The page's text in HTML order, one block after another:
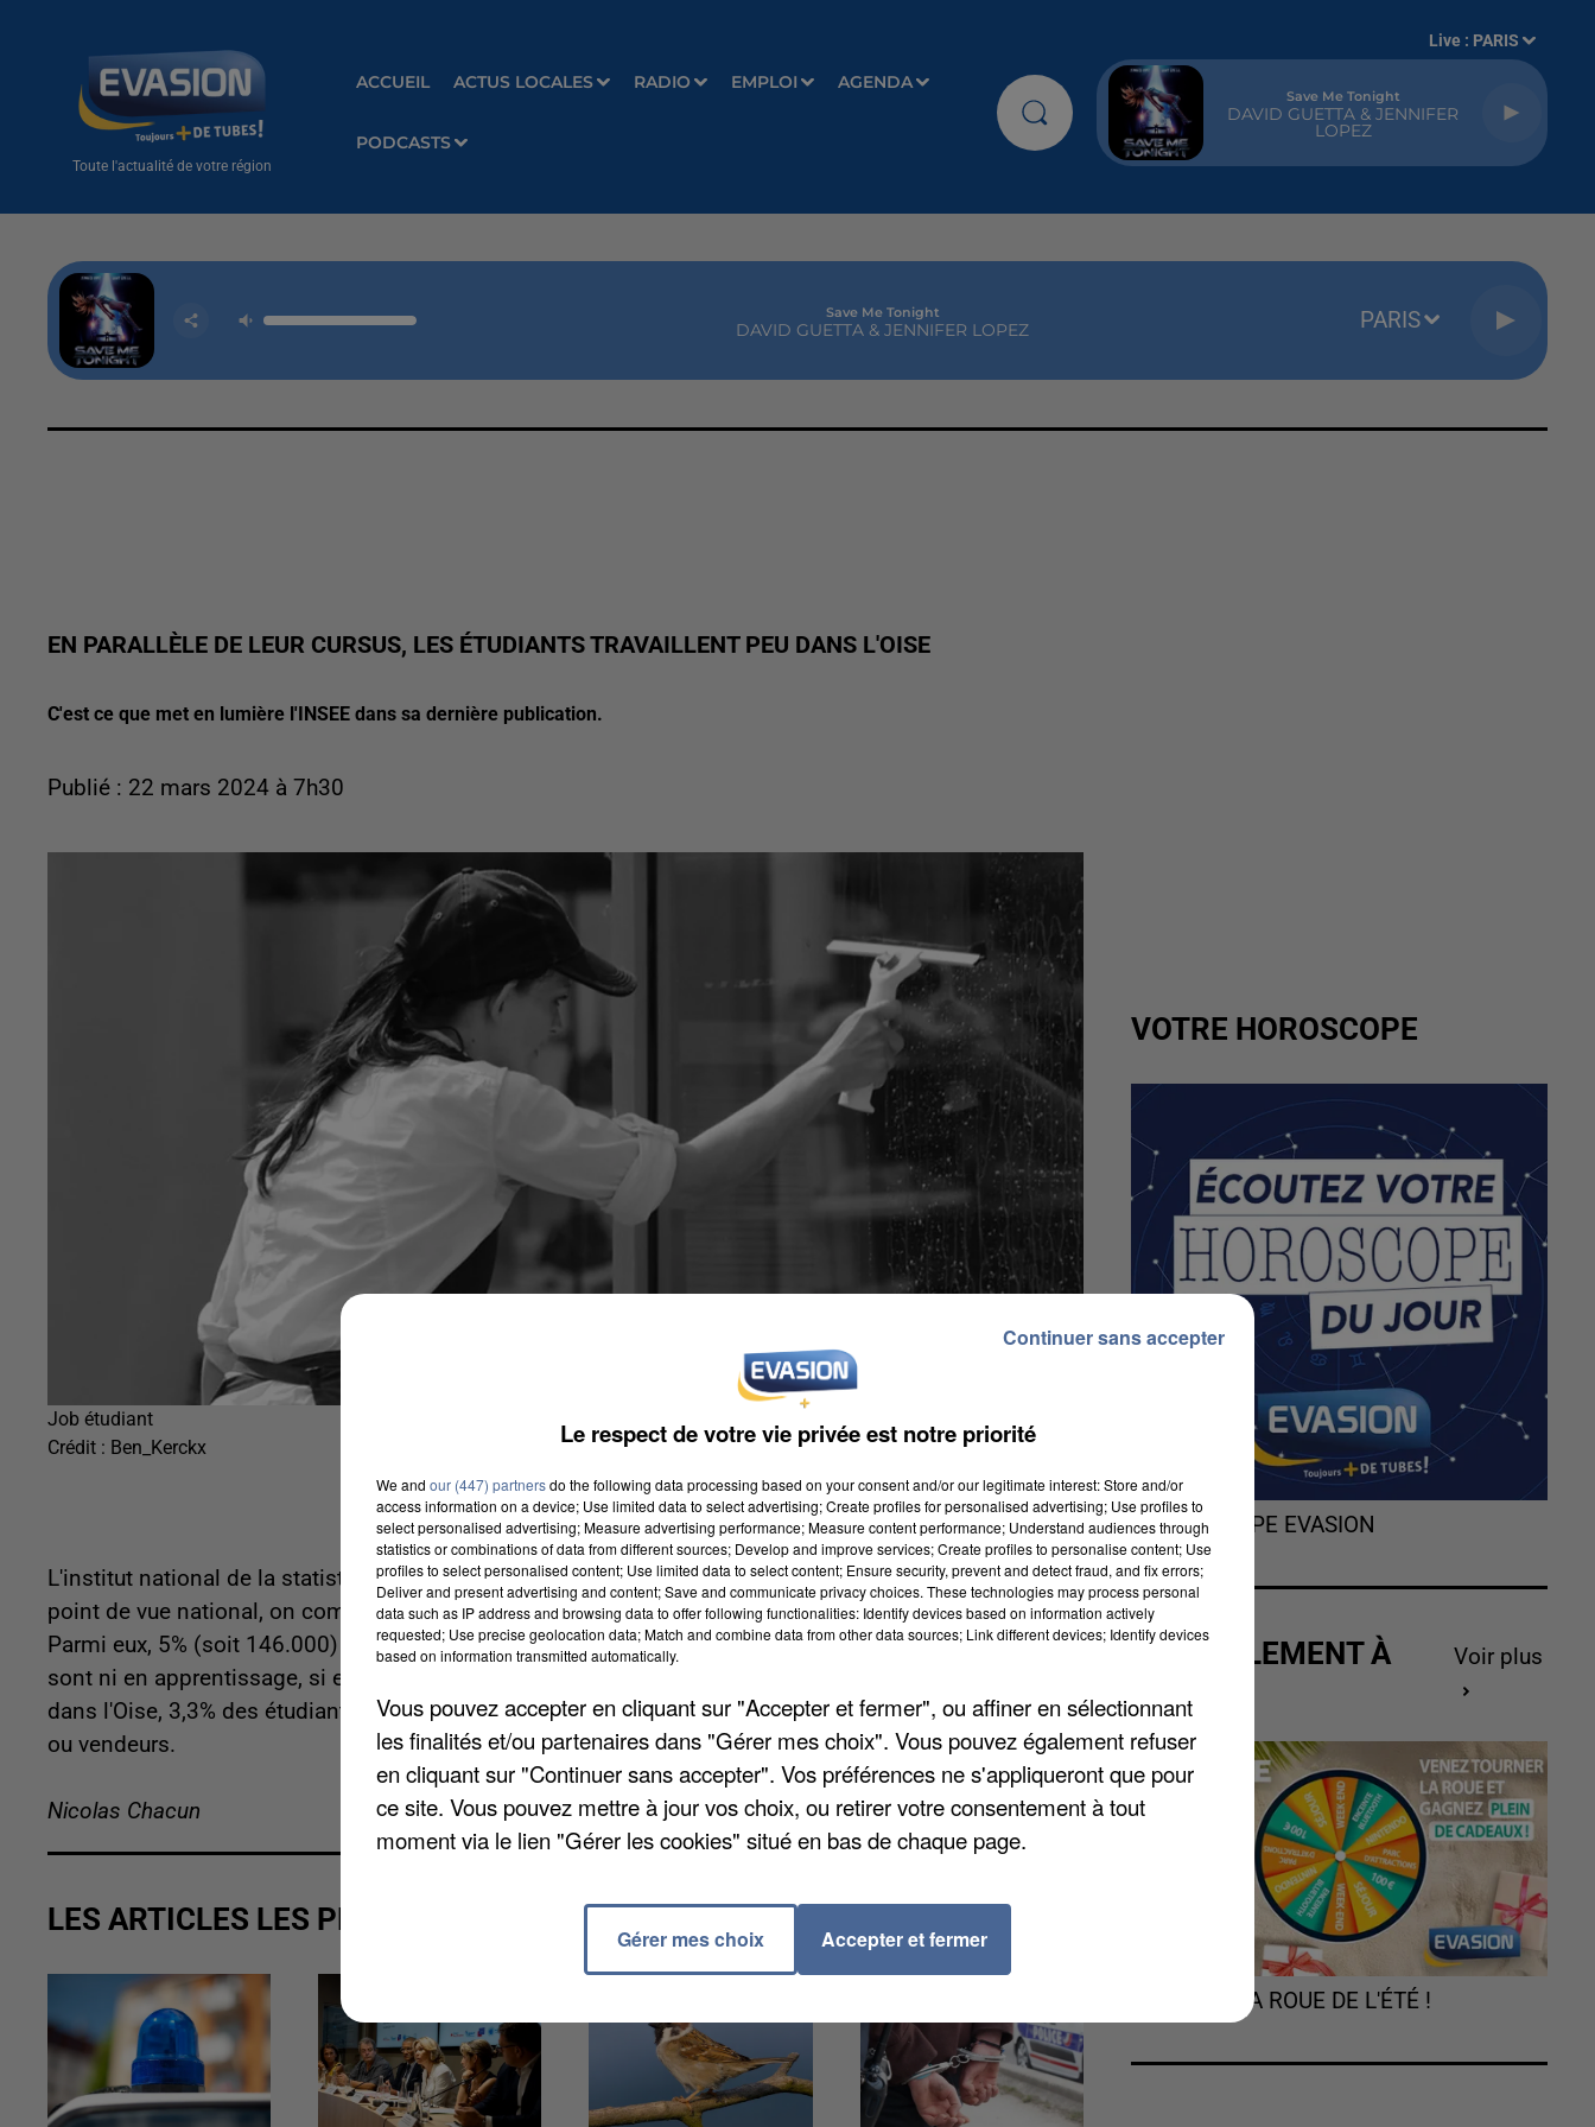
Toute l'actualité de votre région
ACCUEIL ACTUS LOCALES RADIO EMPLOI AGENDA
PODCASTS
Live : PARIS
Save Me Tonight
DAVID GUETTA & JENNIFER
LOPEZ
Save Me Tonight
DAVID GUETTA & JENNIFER LOPEZ PARIS
EN PARALLÈLE DE LEUR CURSUS, LES ÉTUDIANTS TRAVAILLENT PEU DANS L'OISE
C'est ce que met en lumière l'INSEE dans sa dernière publication.
Publié : 22 mars 2024 à 7h30
Job étudiant
Crédit : Ben_Kerckx
L'institut national de la statistique, l'INSEE, vient de sortir une grand format sur les jobs étudiants. D'un
point de vue national, on compte un peu plus d'un quart des jeunes qui travaillent durant leurs études.
Parmi eux, 5% (soit 146.000) exercent une activité n'ayant pas de rapport avec leur cursus puisqu'ils ne
sont ni en apprentissage, si en stage, ni internes de profession médicale. Selon les derniers chiffres,
dans l'Oise, 3,3% des étudiants ont un job. C'est plutôt peu. Quatre sur dix sont des serveurs, caissiers
ou vendeurs.
Nicolas Chacun
LES ARTICLES LES PLUS VUS
VOTRE HOROSCOPE
L'HOROSCOPE EVASION
ACTUELLEMENT À
Voir plus
TOURNEZ LA ROUE DE L'ÉTÉ !
Le respect de votre vie privée est notre priorité
We and our (447) partnersdo the following data processing based on your consent and/or our legitimate interest: Store and/or
access information on a device; Use limited data to select advertising; Create profiles for personalised advertising; Use profiles to
select personalised advertising; Measure advertising performance; Measure content performance; Understand audiences through
statistics or combinations of data from different sources; Develop and improve services; Create profiles to personalise content; Use
profiles to select personalised content; Use limited data to select content; Ensure security, prevent and detect fraud, and fix errors;
Deliver and present advertising and content; Save and communicate privacy choices. These technologies may process personal
data such as IP address and browsing data to offer following functionalities: Identify devices based on information actively
requested; Use precise geolocation data; Match and combine data from other data sources; Link different devices; Identify devices
based on information transmitted automatically.
Vous pouvez accepter en cliquant sur "Accepter et fermer", ou affiner en sélectionnant
les finalités et/ou partenaires dans "Gérer mes choix". Vous pouvez également refuser
en cliquant sur "Continuer sans accepter". Vos préférences ne s'appliqueront que pour
ce site. Vous pouvez mettre à jour vos choix, ou retirer votre consentement à tout
moment via le lien "Gérer les cookies" situé en bas de chaque page.
Gérer mes choix Accepter et fermer
Continuer sans accepter